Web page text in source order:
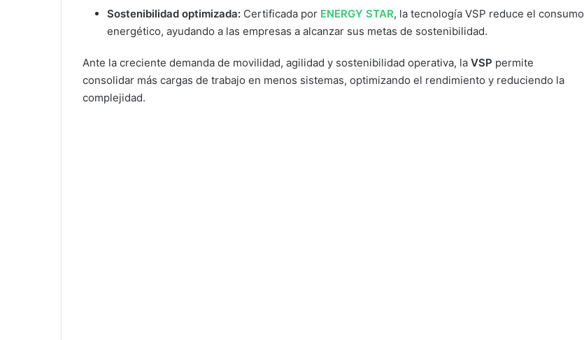
Sostenibilidad optimizada: Certificada por ENERGY STAR, la tecnología VSP reduce el consumo
energético, ayudando a las empresas a alcanzar sus metas de sostenibilidad.
Ante la creciente demanda de movilidad, agilidad y sostenibilidad operativa, la VSP permite
consolidar más cargas de trabajo en menos sistemas, optimizando el rendimiento y reduciendo la
complejidad.